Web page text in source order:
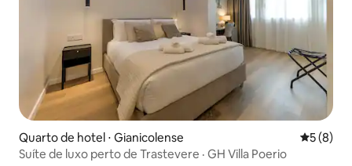
Quarto de hotel ⋅ Gianicolense 5 de
5 (8)
Suíte de luxo perto de Trastevere · GH Villa Poerio